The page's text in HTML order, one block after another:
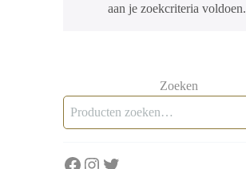
aan je zoekcriteria voldoen.
Zoeken
Facebook
Instagram
Twitter